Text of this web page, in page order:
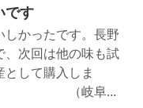
です
しかったです。長野
、次回は他の味も試
として購入しま
岐阜...